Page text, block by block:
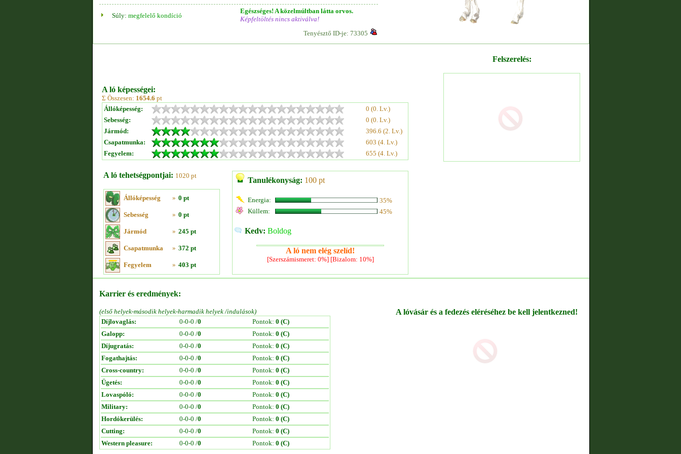
Súly: megfelelő kondíció
Egészséges! A közelmúltban látta orvos.
Képfeltöltés nincs aktiválva!
Tenyésztő ID-je: 73305
A ló képességei:
Σ Összesen: 1654.6 pt
Állóképesség:
0 (0. Lv.)
Sebesség:
0 (0. Lv.)
Jármód:
396.6 (2. Lv.)
Csapatmunka:
603 (4. Lv.)
Fegyelem:
655 (4. Lv.)
A ló tehetségpontjai: 1020 pt
Állóképesség » 0 pt
Sebesség » 0 pt
Jármód » 245 pt
Csapatmunka » 372 pt
Fegyelem » 403 pt
Tanulékonyság: 100 pt
Energia:
35%
Küllem:
45%
Kedv: Boldog
A ló nem elég szelíd!
[Szerszámismeret: 0%] [Bizalom: 10%]
Felszerelés:
Karrier és eredmények:
(első helyek-második helyek-harmadik helyek /indulások)
Díjlovaglás:
0-0-0 /0 Pontok: 0 (C)
Galopp:
0-0-0 /0 Pontok: 0 (C)
Díjugratás:
0-0-0 /0 Pontok: 0 (C)
Fogathajtás:
0-0-0 /0 Pontok: 0 (C)
Cross-country:
0-0-0 /0 Pontok: 0 (C)
Ügetés:
0-0-0 /0 Pontok: 0 (C)
Lovaspóló:
0-0-0 /0 Pontok: 0 (C)
Military:
0-0-0 /0 Pontok: 0 (C)
Hordókerülés:
0-0-0 /0 Pontok: 0 (C)
Cutting:
0-0-0 /0 Pontok: 0 (C)
Western pleasure:
0-0-0 /0 Pontok: 0 (C)
A lóvásár és a fedezés eléréséhez be kell jelentkezned!